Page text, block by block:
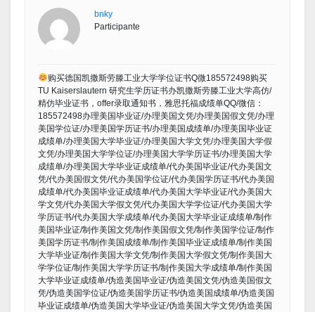
bnky
Participante
购买德国凯撒斯劳滕工业大学学位证书Q微185572498购买
TU Kaiserslautern 研究生学历证书办凯撒斯劳滕工业大学高仿/
精仿毕业证书，offer录取通知书，雅思托福成绩单QQ/微信：
185572498办理美国毕业证/办理美国文凭/办理美国假文凭/办理
美国学位证/办理美国学历证书/办理美国成绩单/办理美国毕业证
成绩单/办理美国大学毕业证/办理美国大学文凭/办理美国大学假
文凭/办理美国大学学位证/办理美国大学学历证书/办理美国大学
成绩单/办理美国大学毕业证成绩单/代办美国毕业证/代办美国文
凭/代办美国假文凭/代办美国学位证/代办美国学历证书/代办美国
成绩单/代办美国毕业证成绩单/代办美国大学毕业证/代办美国大
学文凭/代办美国大学假文凭/代办美国大学学位证/代办美国大学
学历证书/代办美国大学成绩单/代办美国大学毕业证成绩单/制作
美国毕业证/制作美国文凭/制作美国假文凭/制作美国学位证/制作
美国学历证书/制作美国成绩单/制作美国毕业证成绩单/制作美国
大学毕业证/制作美国大学文凭/制作美国大学假文凭/制作美国大
学学位证/制作美国大学学历证书/制作美国大学成绩单/制作美国
大学毕业证成绩单/伪造美国毕业证/伪造美国文凭/伪造美国假文
凭/伪造美国学位证/伪造美国学历证书/伪造美国成绩单/伪造美国
毕业证成绩单/伪造美国大学毕业证/伪造美国大学文凭/伪造美国